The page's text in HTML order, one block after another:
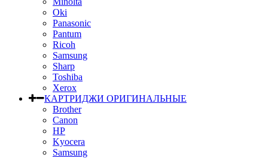
Oki
Panasonic
Pantum
Ricoh
Samsung
Sharp
Toshiba
Xerox
КАРТРИДЖИ ОРИГИНАЛЬНЫЕ
Brother
Canon
HP
Kyocera
Samsung